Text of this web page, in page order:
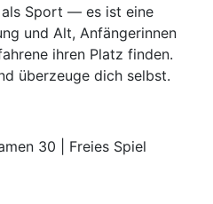
als Sport — es ist eine
und Alt, Anfängerinnen
ihren Platz finden.
überzeuge dich selbst.
30 | Freies Spiel